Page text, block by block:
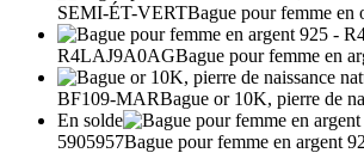
SEMI-ÉT-VERTBague pour femme en
R4LAJ9A0AGBague pour femme en
BF109-MARBague or 10K, pierre de
En solde
5905957Bague pour femme en argent